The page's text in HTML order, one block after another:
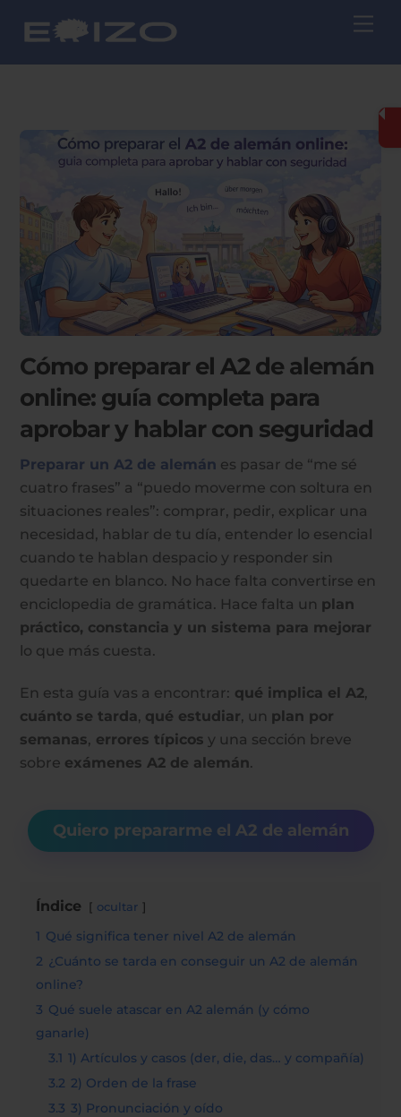
Cómo preparar el A2 de alemán
online: guía completa para
aprobar y hablar con seguridad
Preparar un A2 de alemán es pasar de “me sé
cuatro frases” a “puedo moverme con soltura en
situaciones reales”: comprar, pedir, explicar una
necesidad, hablar de tu día, entender lo esencial
cuando te hablan despacio y responder sin
quedarte en blanco. No hace falta convertirse en
enciclopedia de gramática. Hace falta un plan
práctico, constancia y un sistema para mejorar
lo que más cuesta.
En esta guía vas a encontrar: qué implica el A2,
cuánto se tarda, qué estudiar, un plan por
semanas, errores típicos y una sección breve
sobre exámenes A2 de alemán.
Quiero prepararme el A2 de alemán
Índice ocultar
1 Qué significa tener nivel A2 de alemán
2 ¿Cuánto se tarda en conseguir un A2 de alemán
online?
3 Qué suele atascar en A2 alemán (y cómo
ganarle)
3.1 1) Artículos y casos (der, die, das… y compañía)
3.2 2) Orden de la frase
3.3 3) Pronunciación y oído